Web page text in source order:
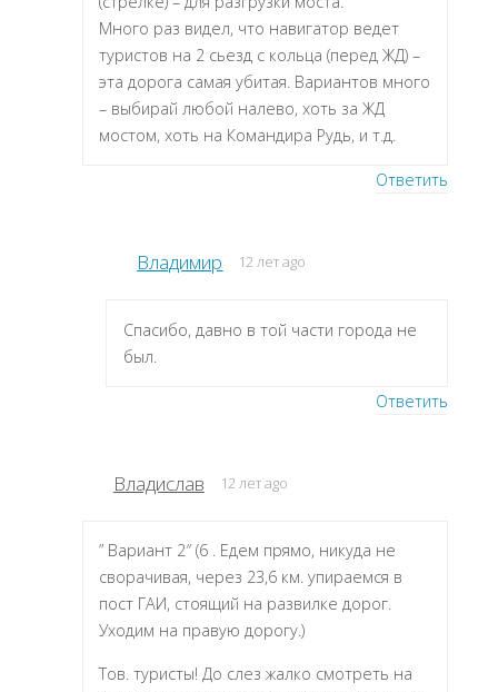
Много раз видел, что навигатор ведет
туристов на 2 сьезд с кольца (перед ЖД) –
эта дорога самая убитая. Вариантов много
– выбирай любой налево, хоть за ЖД
мостом, хоть на Командира Рудь, и т.д.
Ответить
Владимир 12 лет ago
Спасибо, давно в той части города не
был.
Ответить
Владислав 12 лет ago
” Вариант 2″ (6 . Едем прямо, никуда не
сворачивая, через 23,6 км. упираемся в
пост ГАИ, стоящий на развилке дорог.
Уходим на правую дорогу.)
Тов. туристы! До слез жалко смотреть на